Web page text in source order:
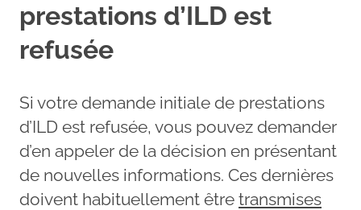
prestations d’ILD est
refusée
Si votre demande initiale de prestations
d’ILD est refusée, vous pouvez demander
d’en appeler de la décision en présentant
de nouvelles informations. Ces dernières
doivent habituellement être transmises